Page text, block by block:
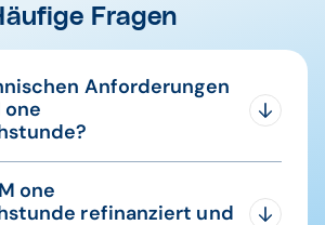
Fragen
Anforderungen
one
Tablet oder Laptop –
ist ein Internetzugang.
one
refinanziert und